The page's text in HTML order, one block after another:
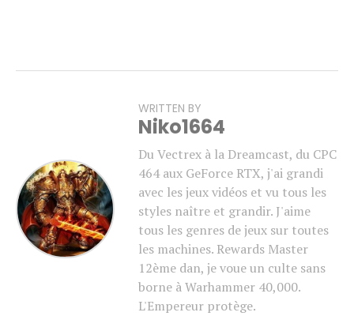
WRITTEN BY
Niko1664
Du Vectrex à la Dreamcast, du CPC
464 aux GeForce RTX, j'ai grandi
avec les jeux vidéos et vu tous les
styles naître et grandir. J'aime
tous les genres de jeux sur toutes
les machines. Rewards Master
12ème dan, je voue un culte sans
borne à Warhammer 40,000.
L'Empereur protège.